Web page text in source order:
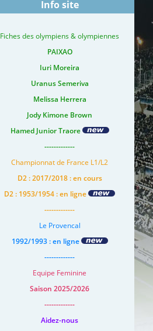
Info site
Fiches des olympiens & olympiennes
PAIXAO
Iuri Moreira
Uranus Semeriva
Melissa Herrera
Jody Kimone Brown
Hamed Junior Traore
-------------
Championnat de France L1/L2
D2 : 2017/2018 : en cours
D2 : 1953/1954 : en ligne
-------------
Le Provencal
1992/1993 : en ligne
-------------
Equipe Feminine
Saison 2025/2026
-------------
Aidez-nous